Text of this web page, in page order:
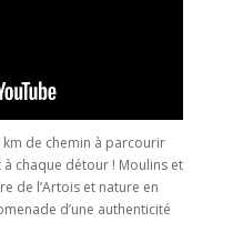
km de chemin à parcourir
chaque détour ! Moulins et
de l’Artois et nature en
d’une authenticité